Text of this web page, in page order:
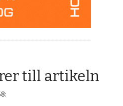
till artikeln